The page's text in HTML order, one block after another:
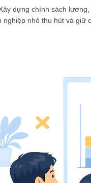
dựng chính sách
nghiệp nhỏ thu hút và giữ